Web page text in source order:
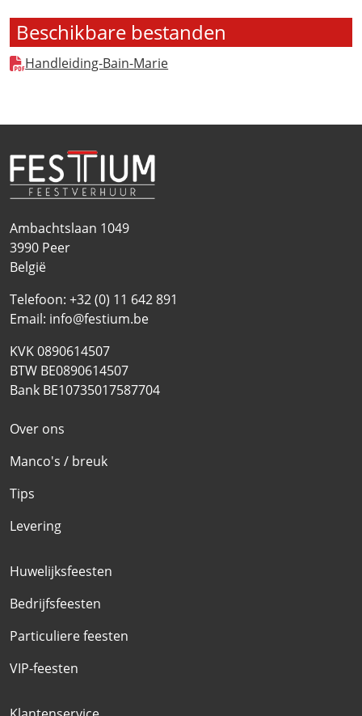
Beschikbare bestanden
Handleiding-Bain-Marie
Ambachtslaan 1049
3990 Peer
België
Telefoon: +32 (0) 11 642 891
Email: info@festium.be
KVK 0890614507
BTW BE0890614507
Bank BE10735017587704
Over ons
Manco's / breuk
Tips
Levering
Huwelijksfeesten
Bedrijfsfeesten
Particuliere feesten
VIP-feesten